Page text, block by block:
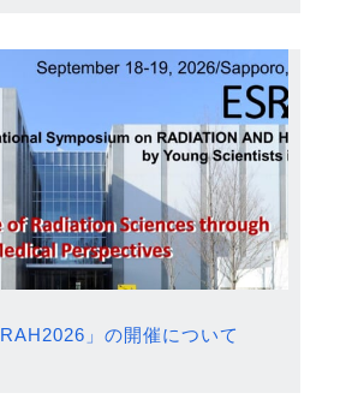
」の開催について